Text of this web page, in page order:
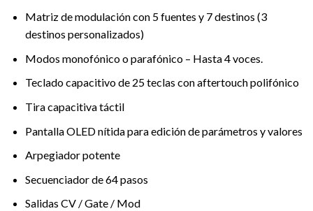
Matriz de modulación con 5 fuentes y 7 destinos (3
destinos personalizados)
Modos monofónico o parafónico – Hasta 4 voces.
Teclado capacitivo de 25 teclas con aftertouch polifónico
Tira capacitiva táctil
Pantalla OLED nítida para edición de parámetros y valores
Arpegiador potente
Secuenciador de 64 pasos
Salidas CV / Gate / Mod